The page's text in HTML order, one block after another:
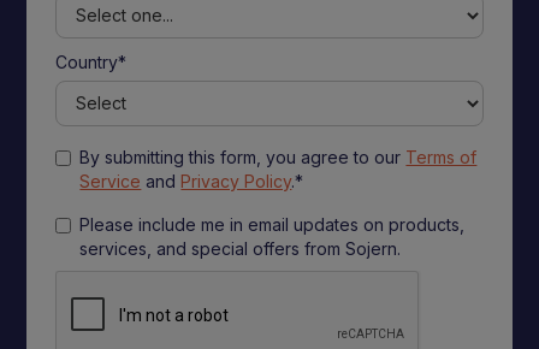
Country*
By submitting this form, you agree to our Terms of
Service and Privacy Policy.*
Please include me in email updates on products,
services, and special offers from Sojern.